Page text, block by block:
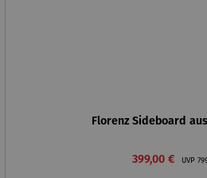
Florenz Sideboard
Verkaufspreis:
399,00 € UVP